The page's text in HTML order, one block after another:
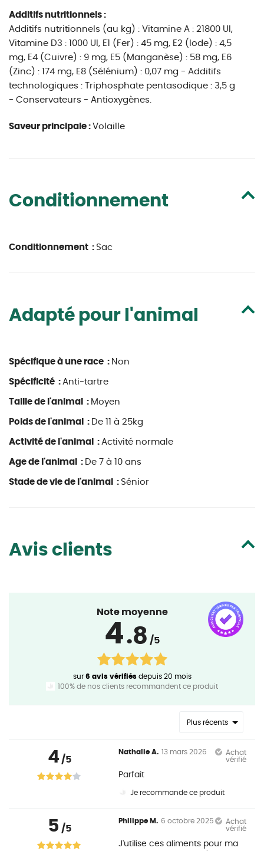
Additifs nutritionnels :
Additifs nutritionnels (au kg) : Vitamine A : 21800 UI,
Vitamine D3 : 1000 UI, E1 (Fer) : 45 mg, E2 (Iode) : 4,5
mg, E4 (Cuivre) : 9 mg, E5 (Manganèse) : 58 mg, E6
(Zinc) : 174 mg, E8 (Sélénium) : 0,07 mg - Additifs
technologiques : Triphosphate pentasodique : 3,5 g
- Conservateurs - Antioxygènes.
Saveur principale : Volaille
Conditionnement
Conditionnement : Sac
Adapté pour l'animal
Spécifique à une race : Non
Spécificité : Anti-tartre
Taille de l'animal : Moyen
Poids de l'animal : De 11 à 25kg
Activité de l'animal : Activité normale
Age de l'animal : De 7 à 10 ans
Stade de vie de l'animal : Sénior
Avis clients
Note moyenne
4.8 /5
sur6 avis vérifiés depuis 20 mois
100% de nos clients recommandent ce produit
Plus récents
4/5
Nathalie A. 13 mars 2026
Achat
vérifié
Parfait
Je recommande ce produit
5 /5
Philippe M. 6 octobre 2025
Achat
vérifié
J'utilise ces aliments pour ma